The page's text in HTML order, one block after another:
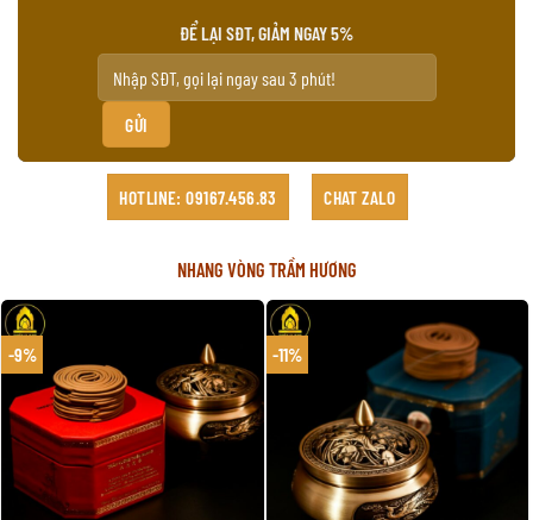
ĐỂ LẠI SĐT, GIẢM NGAY 5%
HOTLINE: 09167.456.83 CHAT ZALO
NHANG VÒNG TRẦM HƯƠNG
-9% -11%